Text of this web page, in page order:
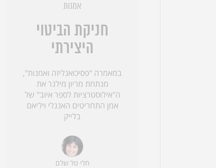
אמנות
חניקת הביטוי
היצירתי
במאמרה "פסיכואנליזה ואמנות",
מנתחת מריון מילנר את
ה"אילוסטרציות לספר איוב" של
אמן התחריטים האנגלי ויליאם
בלייק
חלי טל שלם